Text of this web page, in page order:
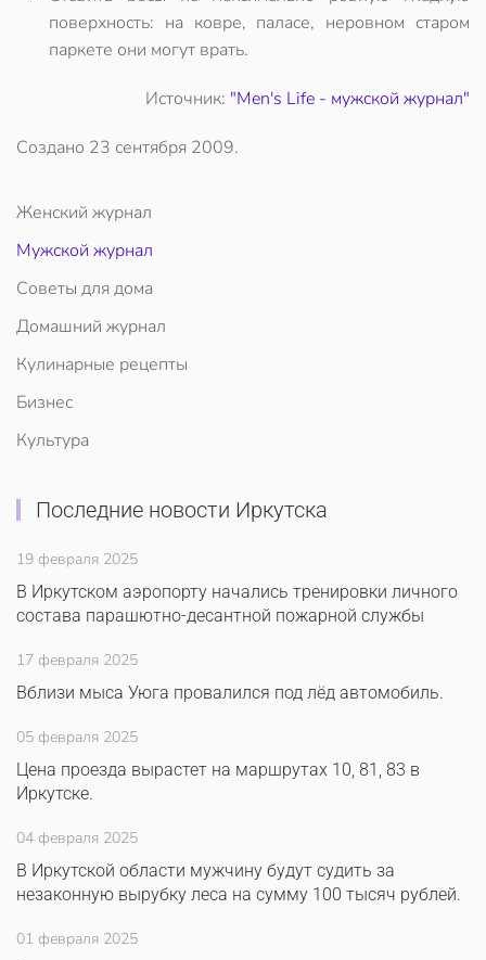
поверхность: на ковре, паласе, неровном старом
паркете они могут врать.
Источник: "Men's Life - мужской журнал"
Создано 23 сентября 2009.
Женский журнал
Мужской журнал
Советы для дома
Домашний журнал
Кулинарные рецепты
Бизнес
Культура
Последние новости Иркутска
19 февраля 2025
В Иркутском аэропорту начались тренировки личного
состава парашютно-десантной пожарной службы
17 февраля 2025
Вблизи мыса Уюга провалился под лёд автомобиль.
05 февраля 2025
Цена проезда вырастет на маршрутах 10, 81, 83 в
Иркутске.
04 февраля 2025
В Иркутской области мужчину будут судить за
незаконную вырубку леса на сумму 100 тысяч рублей.
01 февраля 2025